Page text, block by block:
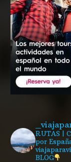
RUTAS |
por
BLOG